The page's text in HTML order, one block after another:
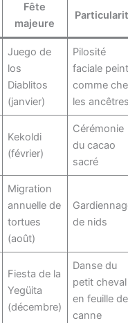
Fête
majeure
Juego de
los
Diablitos
(janvier)
Pilosité
faciale
comme
les
Kekoldi
(février)
Cérémonie
du cacao
sacré
Migration
annuelle de
tortues
(août)
de nids
Fiesta de la
Yegüita
(décembre)
Danse du
petit cheval
en feuille de
canne